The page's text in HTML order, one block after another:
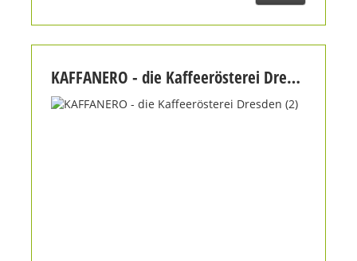
KAFFANERO - die Kaffeerösterei Dresden (2)